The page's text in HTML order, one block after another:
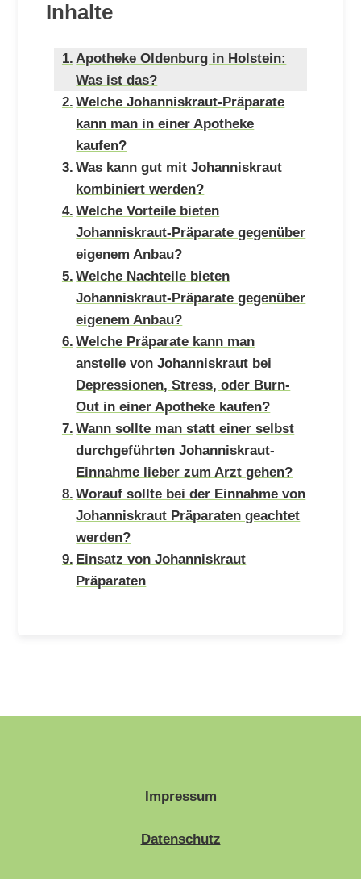
Inhalte
Apotheke Oldenburg in Holstein:
Was ist das?
Welche Johanniskraut-Präparate
kann man in einer Apotheke
kaufen?
Was kann gut mit Johanniskraut
kombiniert werden?
Welche Vorteile bieten
Johanniskraut-Präparate gegenüber
eigenem Anbau?
Welche Nachteile bieten
Johanniskraut-Präparate gegenüber
eigenem Anbau?
Welche Präparate kann man
anstelle von Johanniskraut bei
Depressionen, Stress, oder Burn-
Out in einer Apotheke kaufen?
Wann sollte man statt einer selbst
durchgeführten Johanniskraut-
Einnahme lieber zum Arzt gehen?
Worauf sollte bei der Einnahme von
Johanniskraut Präparaten geachtet
werden?
Einsatz von Johanniskraut
Präparaten
Impressum
Datenschutz